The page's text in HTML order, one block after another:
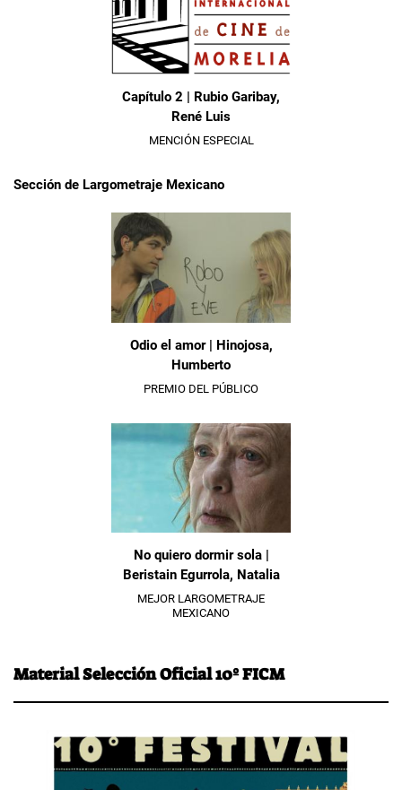
Capítulo 2 | Rubio Garibay,
René Luis
MENCIÓN ESPECIAL
Sección de Largometraje Mexicano
Odio el amor | Hinojosa,
Humberto
PREMIO DEL PÚBLICO
No quiero dormir sola |
Beristain Egurrola, Natalia
MEJOR LARGOMETRAJE
MEXICANO
Material Selección Oficial 10º FICM